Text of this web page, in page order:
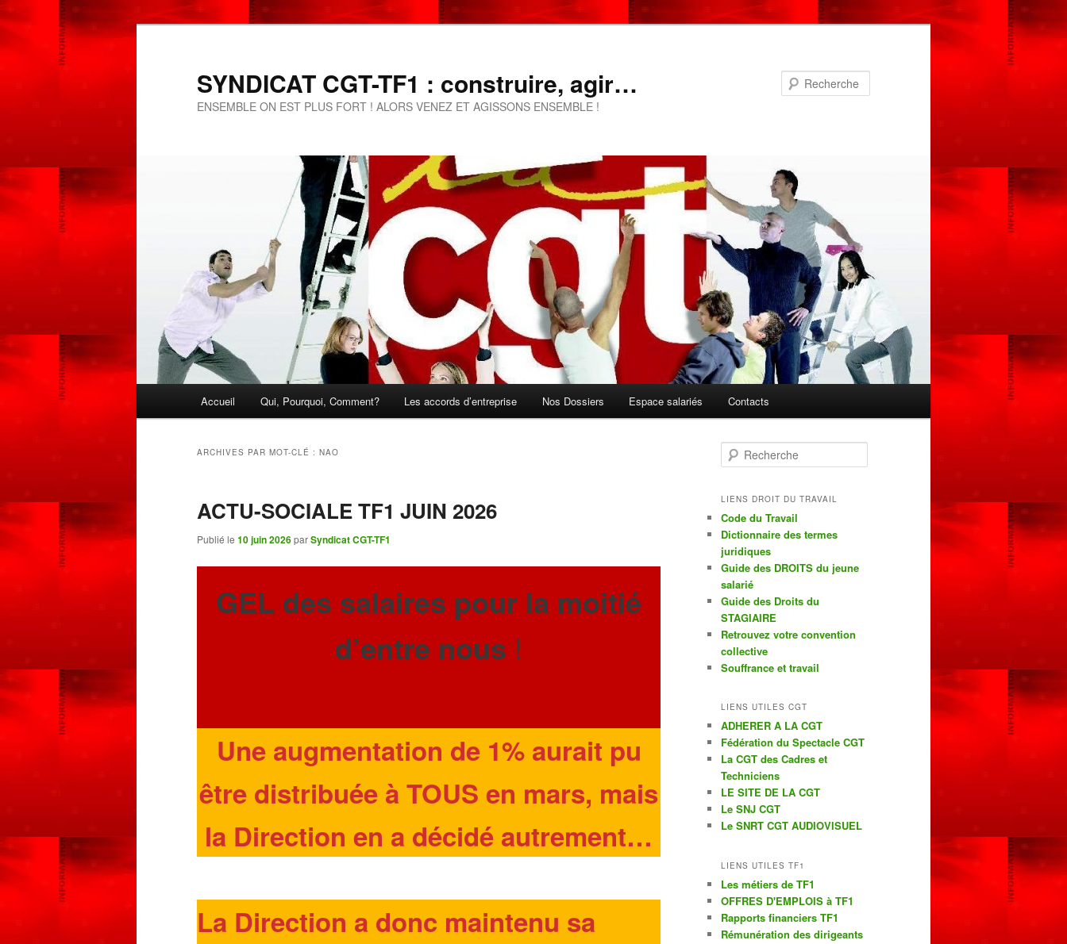
SYNDICAT CGT-TF1 : construire, agir…
ENSEMBLE ON EST PLUS FORT ! ALORS VENEZ ET AGISSONS ENSEMBLE !
Aller
principal
Aller
secondaire
Accueil Qui, Pourquoi, Comment? Les accords d’entreprise Nos Dossiers Espace salariés Contacts
ARCHIVES PAR MOT-CLÉ : NAO
ACTU-SOCIALE TF1 JUIN 2026
Publié le 10 juin 2026parSyndicat CGT-TF1
GEL des salaires pour la moitié
d’entre nous !
Une augmentation de 1% aurait pu
être distribuée à TOUS en mars, mais
la Direction en a décidé autrement…
La Direction a donc maintenu sa
e
h
r
c
h
e
LIENS DROIT DU TRAVAIL
Code du Travail
Dictionnaire des termes
juridiques
Guide des DROITS du jeune
salarié
Guide des Droits du
STAGIAIRE
Retrouvez votre convention
collective
Souffrance et travail
LIENS UTILES CGT
ADHERER A LA CGT
Fédération du Spectacle CGT
La CGT des Cadres et
Techniciens
LE SITE DE LA CGT
Le SNJ CGT
Le SNRT CGT AUDIOVISUEL
LIENS UTILES TF1
Les métiers de TF1
OFFRES D'EMPLOIS à TF1
Rapports financiers TF1
Rémunération des dirigeants